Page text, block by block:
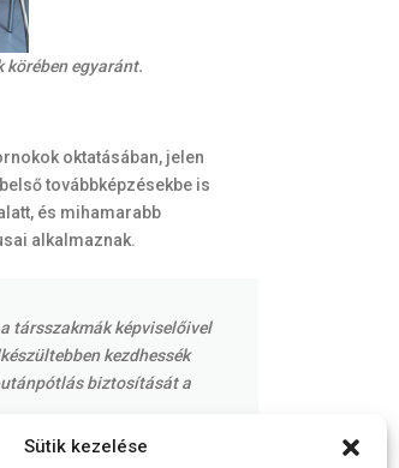
Sütik kezelése
körében egyaránt.
oktatásában, jelen
továbbképzésekbe is
és mihamarabb
alkalmaznak.
társszakmák képviselőivel
kezdhessék
utánpótlás biztosítását a